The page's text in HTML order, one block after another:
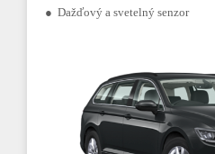
● Dažďový a svetelný senzor